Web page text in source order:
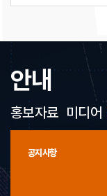
안내
공지사항
홍보자료 미디어